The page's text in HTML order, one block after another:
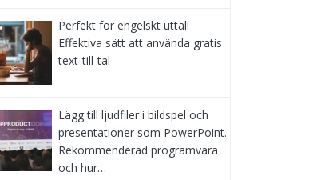
Perfekt för engelskt uttal!
Effektiva sätt att använda gratis
text-till-tal
Lägg till ljudfiler i bildspel och
presentationer som PowerPoint.
Rekommenderad programvara
och hur…